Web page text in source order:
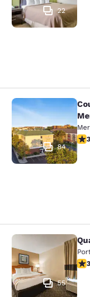
22
Country
84
Quality Inn
55